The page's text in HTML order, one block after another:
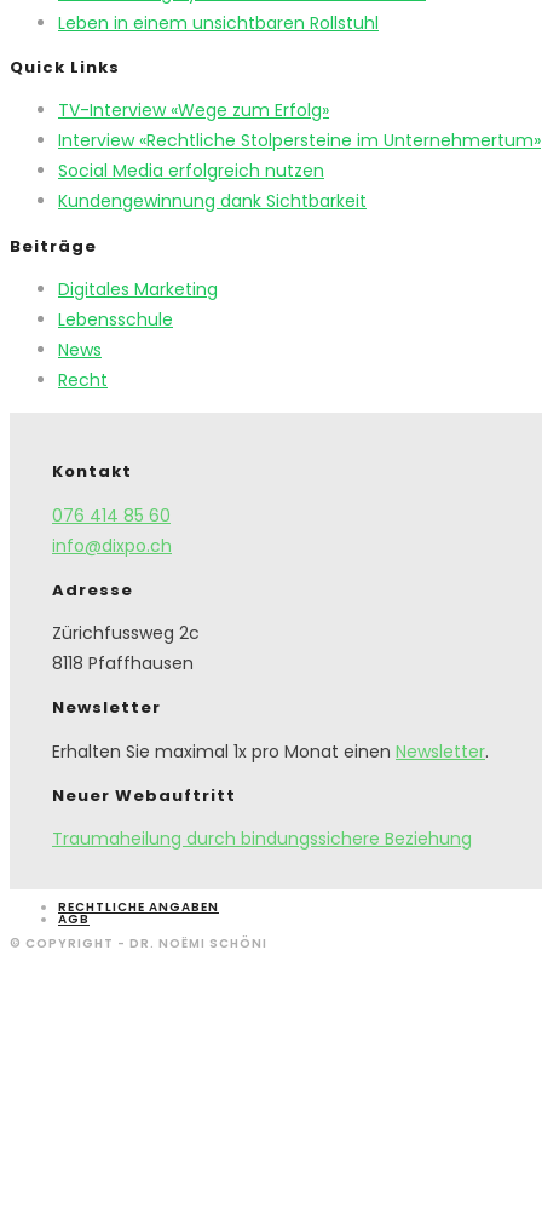
Leben in einem unsichtbaren Rollstuhl
Quick Links
TV-Interview «Wege zum Erfolg»
Interview «Rechtliche Stolpersteine im Unternehmertum»
Social Media erfolgreich nutzen
Kundengewinnung dank Sichtbarkeit
Beiträge
Digitales Marketing
Lebensschule
News
Recht
Kontakt
076 414 85 60
info@dixpo.ch
Adresse
Zürichfussweg 2c
8118 Pfaffhausen
Newsletter
Erhalten Sie maximal 1x pro Monat einen Newsletter.
Neuer Webauftritt
Traumaheilung durch bindungssichere Beziehung
RECHTLICHE ANGABEN
AGB
© COPYRIGHT - DR. NOËMI SCHÖNI